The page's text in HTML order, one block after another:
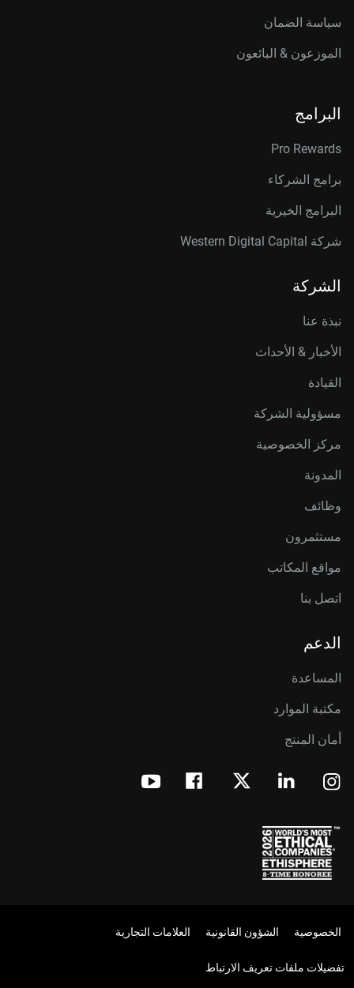
سياسة الضمان
الموزعون & البائعون
البرامج
Pro Rewards
برامج الشركاء
البرامج الخيرية
شركة Western Digital Capital
الشركة
نبذة عنا
الأخبار & الأحداث
القيادة
مسؤولية الشركة
مركز الخصوصية
المدونة
وظائف
مستثمرون
مواقع المكاتب
اتصل بنا
الدعم
المساعدة
مكتبة الموارد
أمان المنتج
الخصوصية الشؤون القانونية العلامات التجارية
تفضيلات ملفات تعريف الارتباط